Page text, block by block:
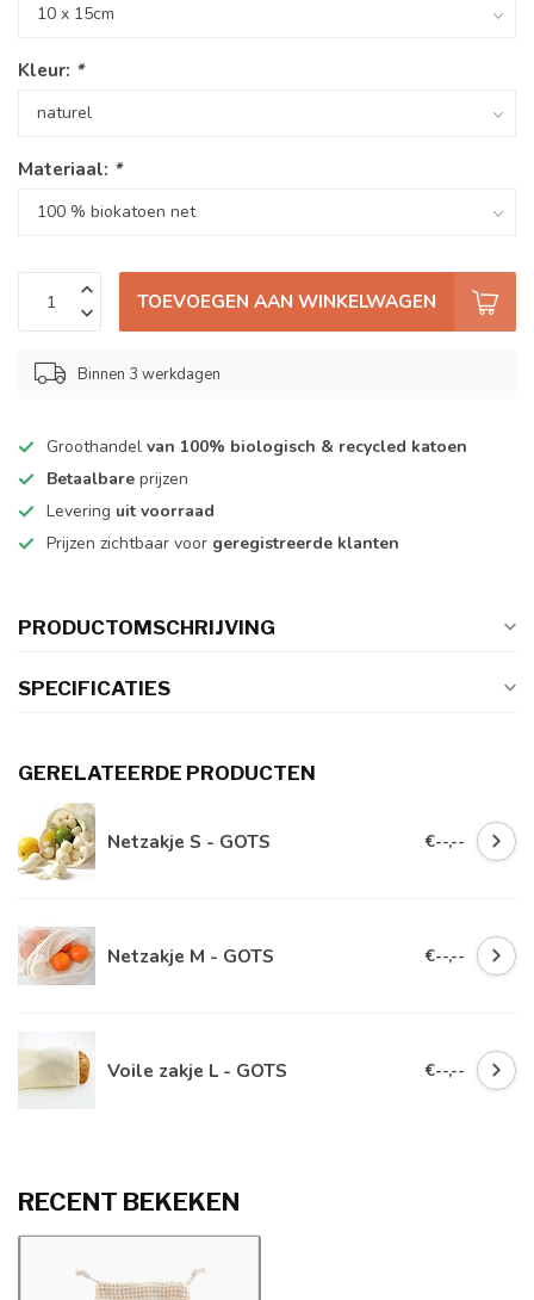
Kleur: *
Materiaal: *
TOEVOEGEN AAN WINKELWAGEN
Binnen 3 werkdagen
Groothandel van 100% biologisch & recycled katoen
Betaalbare prijzen
Levering uit voorraad
Prijzen zichtbaar voor geregistreerde klanten
PRODUCTOMSCHRIJVING
SPECIFICATIES
GERELATEERDE PRODUCTEN
Netzakje S - GOTS €--,--
Netzakje M - GOTS €--,--
Voile zakje L - GOTS €--,--
RECENT BEKEKEN